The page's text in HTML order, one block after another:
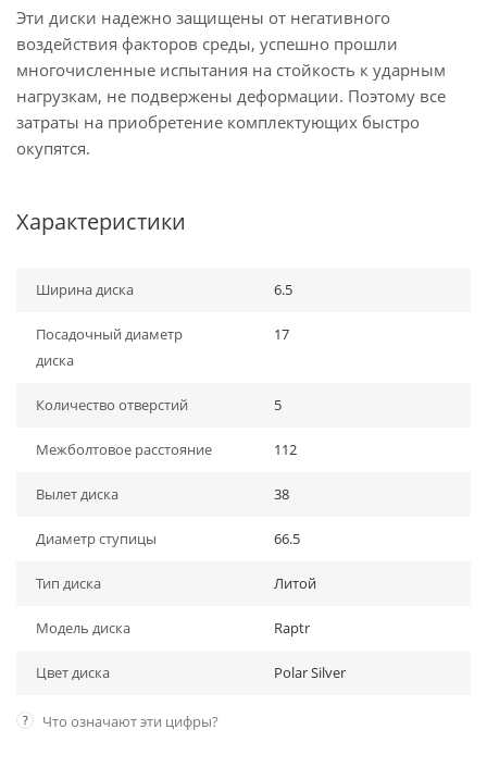
Эти диски надежно защищены от негативного
воздействия факторов среды, успешно прошли
многочисленные испытания на стойкость к ударным
нагрузкам, не подвержены деформации. Поэтому все
затраты на приобретение комплектующих быстро
окупятся.
Характеристики
Ширина диска 6.5
Посадочный диаметр
диска
17
Количество отверстий 5
Межболтовое расстояние 112
Вылет диска 38
Диаметр ступицы 66.5
Тип диска Литой
Модель диска Raptr
Цвет диска Polar Silver
? Что означают эти цифры?